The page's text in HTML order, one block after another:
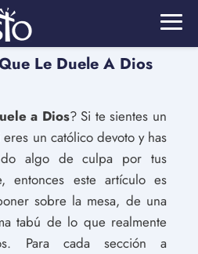
Le Duele A Dios
a Dios? Si te sientes un
un católico devoto y has
algo de culpa por tus
entonces este artículo es
sobre la mesa, de una
tabú de lo que realmente
Para cada sección a